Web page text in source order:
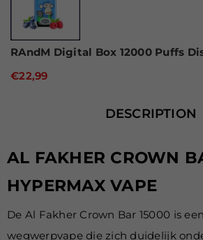
RAndM Digital Box 12000 Puffs
€22,99
DESCRIPTION
AL FAKHER CROWN
HYPERMAX VAPE
De Al Fakher Crown Bar 15000 is
wegwerpvape die zich duidelijk